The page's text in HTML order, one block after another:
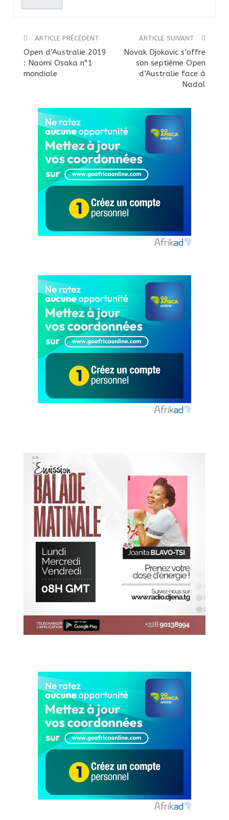
ARTICLE PRÉCÉDENT
Open d’Australie 2019
: Naomi Osaka n°1
mondiale
ARTICLE SUIVANT
Novak Djokovic s’offre
son septième Open
d’Australie face à
Nadal